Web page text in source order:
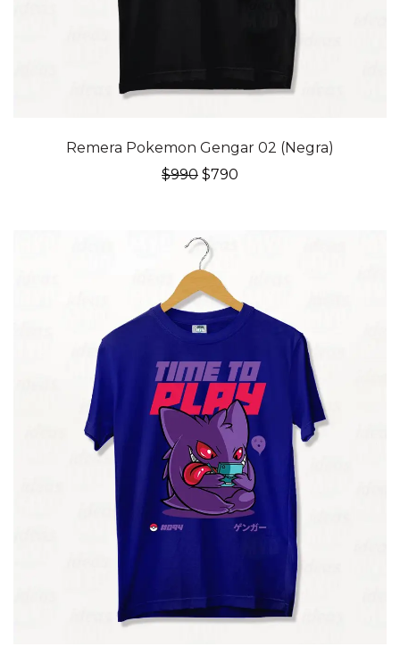
20% OFFRemera Pokemon Gengar 02 (Negra)
$990 El
$990.
$790